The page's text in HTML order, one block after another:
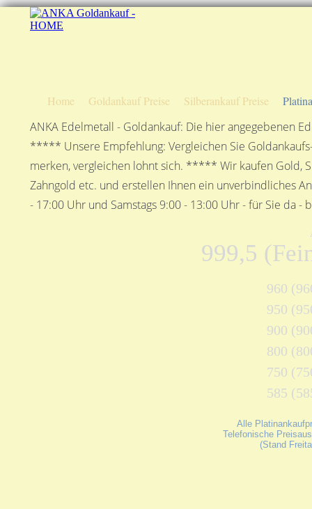
Home Goldankauf Preise Silberankauf Preise
ANKA Edelmetall - Goldankauf: Die hier angegebenen
***** Unsere Empfehlung: Vergleichen Sie
merken, vergleichen lohnt sich. ***** Wir kaufen Gold,
Zahngold etc. und erstellen Ihnen ein unverbindliches
- 17:00 Uhr und Samstags 9:00 - 13:00 Uhr - für Sie
999,5
960
950
900
800
750
585
Alle
Telefonische
(Stand